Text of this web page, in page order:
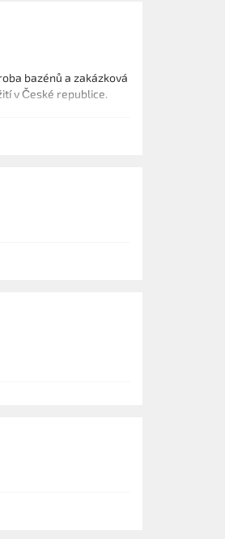
bazénů a zakázková
v České republice.